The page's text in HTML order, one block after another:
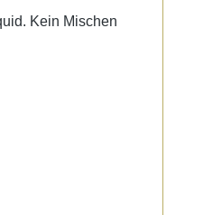
Kein Mischen